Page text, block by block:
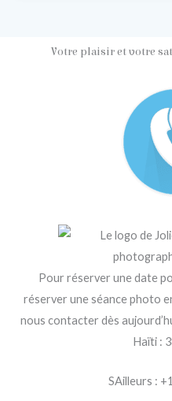
Votre plaisir et votre
Pour réserver une date
réserver une séance photo
nous contacter dès
Haïti :
SAilleurs :